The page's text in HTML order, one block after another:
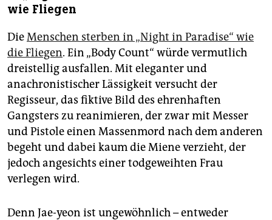
wie Fliegen
DieMenschen sterben in „Night in Paradise“ wie
die Fliegen. Ein „Body Count“ würde vermutlich
dreistellig ausfallen. Mit eleganter und
anachronistischer Lässigkeit versucht der
Regisseur, das fiktive Bild des ehrenhaften
Gangsters zu reanimieren, der zwar mit Messer
und Pistole einen Massenmord nach dem anderen
begeht und dabei kaum die Miene verzieht, der
jedoch angesichts einer todgeweihten Frau
verlegen wird.
Denn Jae-yeon ist ungewöhnlich – entweder